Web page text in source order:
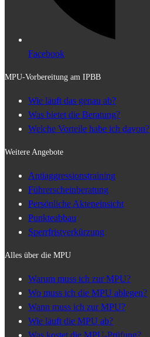
Facebook
MPU-Vorbereitung am IPBB
Wie läuft das genau ab?
Was bietet die Beratung?
Welche Vorteile habe ich davon?
Weitere Angebote
Antiaggressionstraining
Führerscheinberatung
Persönliche Akteneinsicht
Punkteabbau
Sperrfristverkürzung
Alles über die MPU
Warum muss ich zur MPU?
Wo muss ich die MPU ablegen?
Wann muss ich zur MPU?
Wie läuft die MPU ab?
Was kostet die MPU-Prüfung?